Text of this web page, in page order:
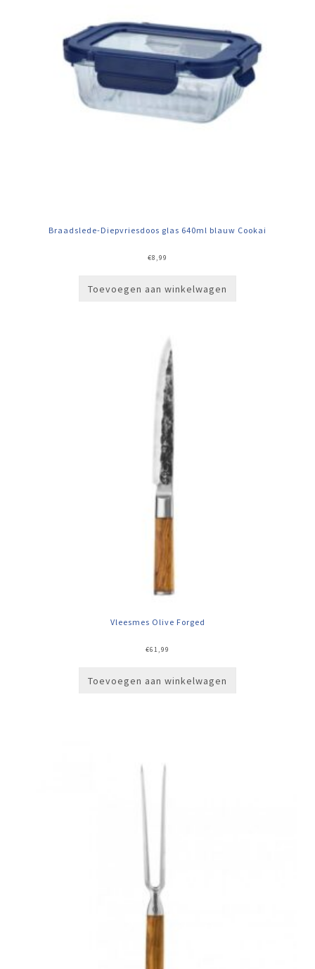
Braadslede-Diepvriesdoos glas 640ml blauw Cookai
€8,99
Toevoegen aan winkelwagen
Vleesmes Olive Forged
€61,99
Toevoegen aan winkelwagen